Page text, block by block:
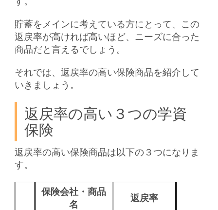
貯蓄をメインに考えている方にとって、この
返戻率が高ければ高いほど、ニーズに合った
商品だと言えるでしょう。
それでは、返戻率の高い保険商品を紹介して
いきましょう。
返戻率の高い３つの学資
保険
返戻率の高い保険商品は以下の３つになりま
す。
保険会社・商品
名
返戻率